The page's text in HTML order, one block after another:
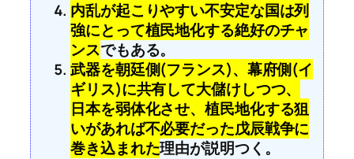
内乱が起こりやすい不安定な国は列
強にとって植民地化する絶好のチャ
ンスでもある。
武器を朝廷側(フランス)、幕府側(イ
ギリス)に共有して大儲けしつつ、
日本を弱体化させ、植民地化する狙
いがあれば不必要だった戊辰戦争に
巻き込まれた理由が説明つく。